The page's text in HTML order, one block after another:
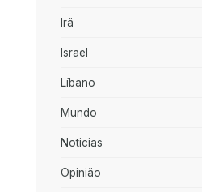
Irã
Israel
Líbano
Mundo
Noticias
Opinião